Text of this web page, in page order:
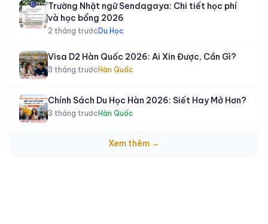
Trường Nhật ngữ Sendagaya: Chi tiết học phí
và học bổng 2026
2 tháng trước Du Học
Visa D2 Hàn Quốc 2026: Ai Xin Được, Cần Gì?
3 tháng trước Hàn Quốc
Chính Sách Du Học Hàn 2026: Siết Hay Mở Hơn?
3 tháng trước Hàn Quốc
Xem thêm →